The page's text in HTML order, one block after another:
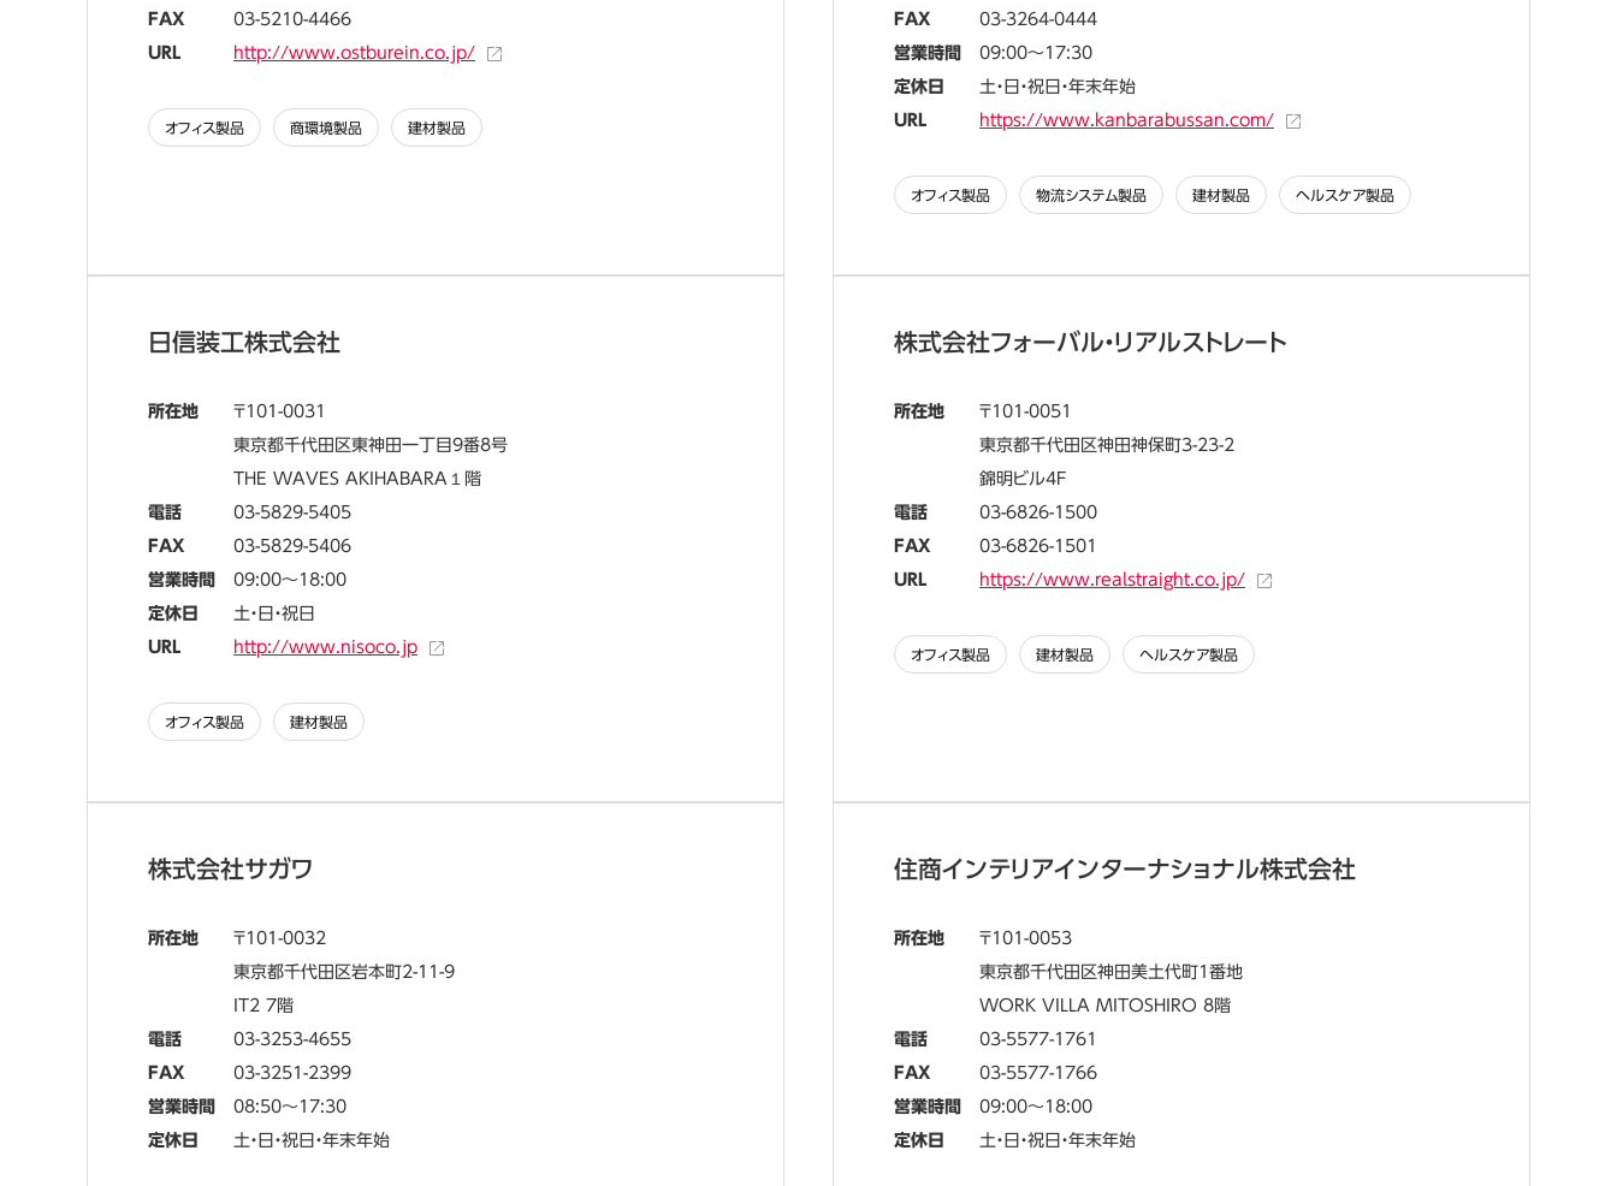
FAX
03-5210-4466
URL
http://www.ostburein.co.jp/
オフィス製品 商環境製品 建材製品
FAX
03-3264-0444
営業時間
09:00～17:30
定休日
土・日・祝日・年末年始
URL
https://www.kanbarabussan.com/
オフィス製品 物流システム製品 建材製品 ヘルスケア製品
日信装工株式会社
所在地
101-0031
東京都千代田区東神田一丁目9番8号
THE WAVES AKIHABARA１階
電話
03-5829-5405
FAX
03-5829-5406
営業時間
09:00～18:00
定休日
土・日・祝日
URL
http://www.nisoco.jp
オフィス製品 建材製品
株式会社フォーバル・リアルストレート
所在地
101-0051
東京都千代田区神田神保町3-23-2
錦明ビル4F
電話
03-6826-1500
FAX
03-6826-1501
URL
https://www.realstraight.co.jp/
オフィス製品 建材製品 ヘルスケア製品
株式会社サガワ
所在地
101-0032
東京都千代田区岩本町2-11-9
IT2 7階
電話
03-3253-4655
FAX
03-3251-2399
営業時間
08:50～17:30
定休日
土・日・祝日・年末年始
住商インテリアインターナショナル株式会社
所在地
101-0053
東京都千代田区神田美土代町1番地
WORK VILLA MITOSHIRO 8階
電話
03-5577-1761
FAX
03-5577-1766
営業時間
09:00～18:00
定休日
土・日・祝日・年末年始